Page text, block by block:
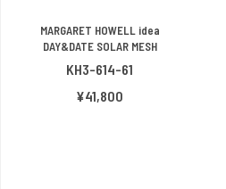
MARGARET HOWELL idea
DAY&DATE SOLAR MESH
KH3-614-61
¥41,800